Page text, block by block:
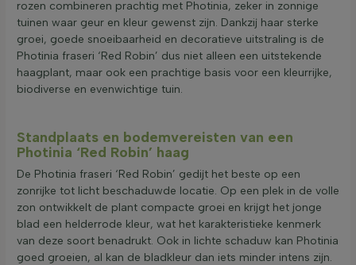
rozen combineren prachtig met Photinia, zeker in zonnige
tuinen waar geur en kleur gewenst zijn. Dankzij haar sterke
groei, goede snoeibaarheid en decoratieve uitstraling is de
Photinia fraseri ‘Red Robin’ dus niet alleen een uitstekende
haagplant, maar ook een prachtige basis voor een kleurrijke,
biodiverse en evenwichtige tuin.
Standplaats en bodemvereisten van een
Photinia ‘Red Robin’ haag
De Photinia fraseri ‘Red Robin’ gedijt het beste op een
zonrijke tot licht beschaduwde locatie. Op een plek in de volle
zon ontwikkelt de plant compacte groei en krijgt het jonge
blad een helderrode kleur, wat het karakteristieke kenmerk
van deze soort benadrukt. Ook in lichte schaduw kan Photinia
goed groeien, al kan de bladkleur dan iets minder intens zijn.